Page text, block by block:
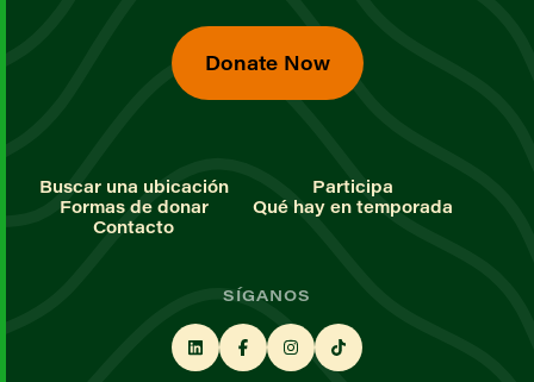
Donate Now
Buscar una ubicación
Participa
Formas de donar
Qué hay en temporada
Contacto
SÍGANOS